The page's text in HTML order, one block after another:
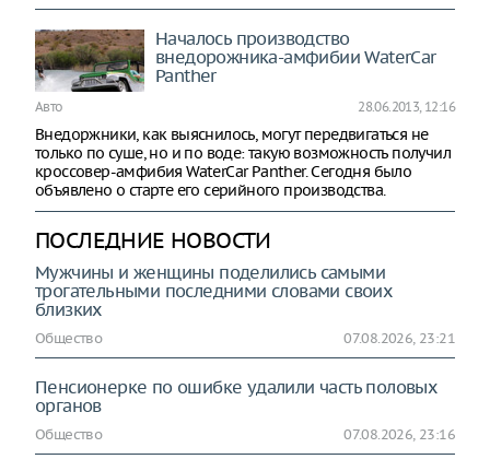
Началось производство
внедорожника-амфибии WaterCar
Panther
Авто 28.06.2013, 12:16
Внедоржники, как выяснилось, могут передвигаться не
только по суше, но и по воде: такую возможность получил
кроссовер-амфибия WaterCar Panther. Сегодня было
объявлено о старте его серийного производства.
ПОСЛЕДНИЕ НОВОСТИ
Мужчины и женщины поделились самыми
трогательными последними словами своих
близких
Общество 07.08.2026, 23:21
Пенсионерке по ошибке удалили часть половых
органов
Общество 07.08.2026, 23:16